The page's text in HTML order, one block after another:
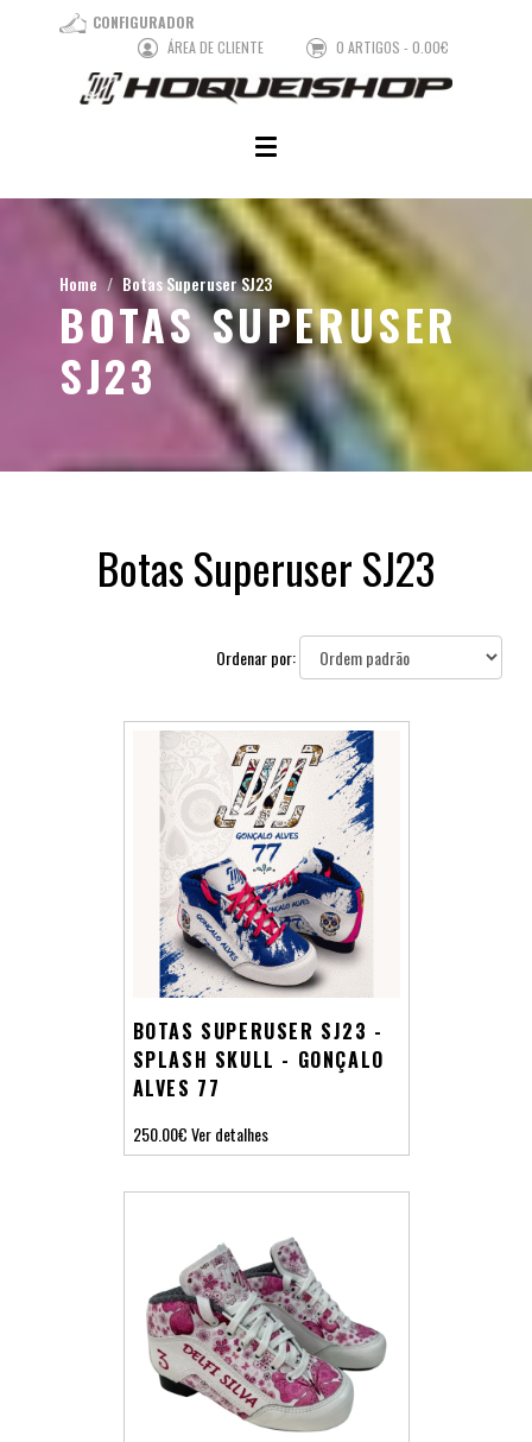
CONFIGURADOR
ÁREA DE CLIENTE
0 ARTIGOS - 0.00€
Home Botas Superuser SJ23
BOTAS SUPERUSER
SJ23
Botas Superuser SJ23
Ordenar por:
BOTAS SUPERUSER SJ23 -
SPLASH SKULL - GONÇALO
ALVES 77
250.00€Ver detalhes